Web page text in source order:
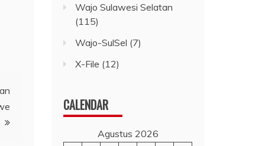
Wajo Sulawesi Selatan
(115)
Wajo-SulSel (7)
X-File (12)
CALENDAR
Agustus 2026